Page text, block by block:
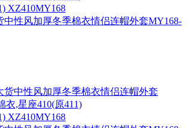
XZ410MY168
中性风加厚冬季棉衣情侣连帽外套MY168-
XZ410MY168